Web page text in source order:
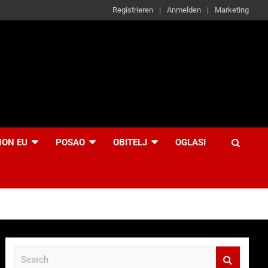
Registrieren Anmelden Marketing
EU POSAO OBITELJ OGLASI